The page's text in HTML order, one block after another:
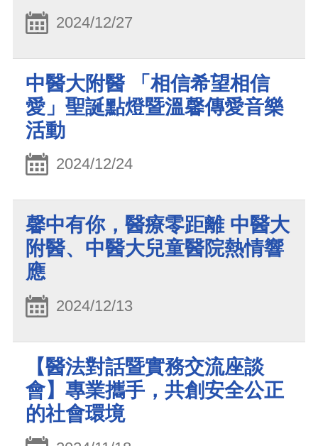
2024/12/27
中醫大附醫 「相信希望相信
愛」聖誕點燈暨溫馨傳愛音樂
活動
2024/12/24
馨中有你，醫療零距離 中醫大
附醫、中醫大兒童醫院熱情響
應
2024/12/13
【醫法對話暨實務交流座談
會】專業攜手，共創安全公正
的社會環境